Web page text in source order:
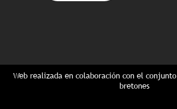
Web realizada en colaboración con el
bretones